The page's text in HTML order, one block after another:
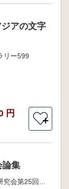
アの文字
リー599
円
＋
論集